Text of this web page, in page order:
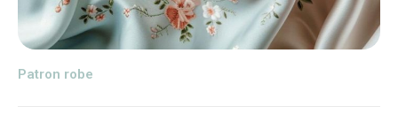
Patron robe